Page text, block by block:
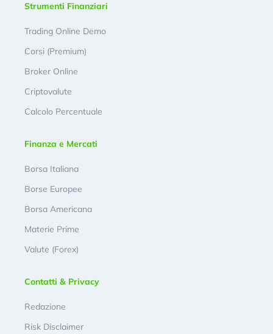
Strumenti Finanziari
Trading Online Demo
Corsi (Premium)
Broker Online
Criptovalute
Calcolo Percentuale
Finanza e Mercati
Borsa Italiana
Borse Europee
Borsa Americana
Materie Prime
Valute (Forex)
Contatti & Privacy
Redazione
Risk Disclaimer